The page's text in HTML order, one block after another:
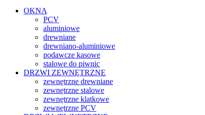
OKNA
PCV
aluminiowe
drewniane
drewniano-aluminiowe
podawcze kasowe
stalowe do piwnic
DRZWI ZEWNĘTRZNE
zewnętrzne drewniane
zewnętrzne stalowe
zewnętrzne klatkowe
zewnętrzne PCV